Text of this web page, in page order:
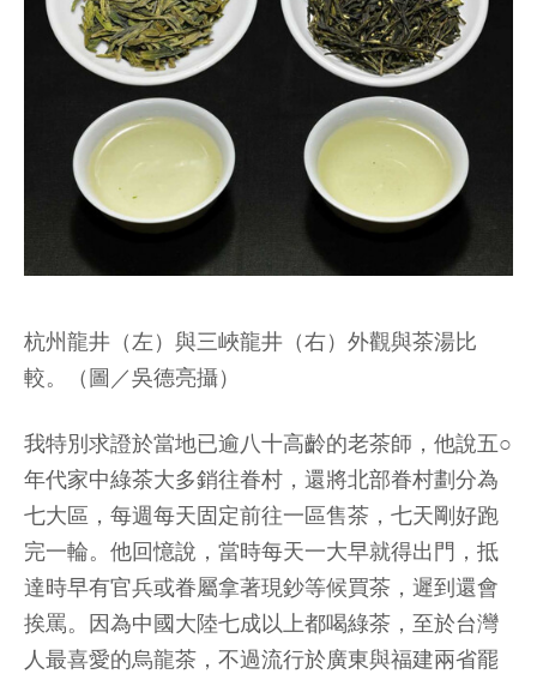
杭州龍井（左）與三峽龍井（右）外觀與茶湯比
較。（圖／吳德亮攝）
我特別求證於當地已逾八十高齡的老茶師，他說五○
年代家中綠茶大多銷往眷村，還將北部眷村劃分為
七大區，每週每天固定前往一區售茶，七天剛好跑
完一輪。他回憶說，當時每天一大早就得出門，抵
達時早有官兵或眷屬拿著現鈔等候買茶，遲到還會
挨罵。因為中國大陸七成以上都喝綠茶，至於台灣
人最喜愛的烏龍茶，不過流行於廣東與福建兩省罷